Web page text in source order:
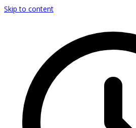
Skip to content